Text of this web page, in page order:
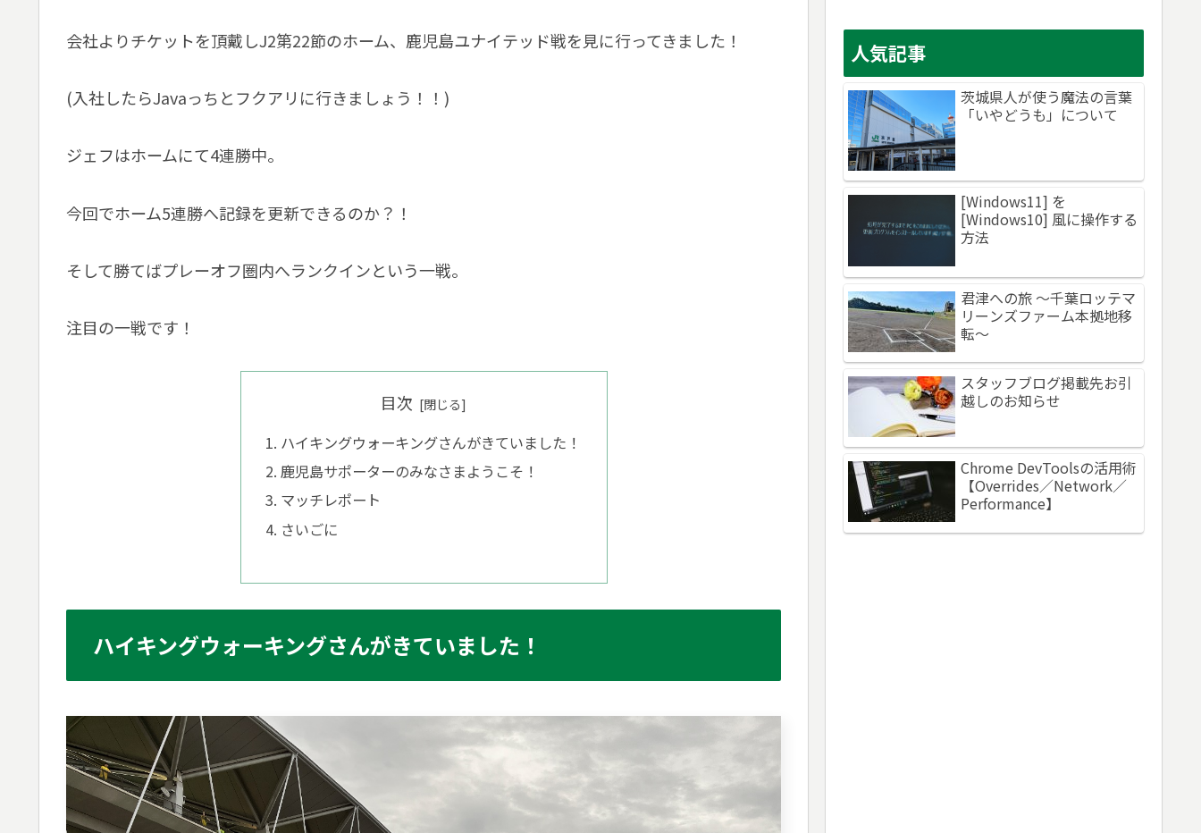
会社よりチケットを頂戴しJ2第22節のホーム、鹿児島ユナイテッド戦を見に行ってきました！
(入社したらJavaっちとフクアリに行きましょう！！)
ジェフはホームにて4連勝中。
今回でホーム5連勝へ記録を更新できるのか？！
そして勝てばプレーオフ圏内へランクインという一戦。
注目の一戦です！
目次
ハイキングウォーキングさんがきていました！
鹿児島サポーターのみなさまようこそ！
マッチレポート
さいごに
ハイキングウォーキングさんがきていました！
人気記事
茨城県人が使う魔法の言葉
「いやどうも」について
[Windows11] を
[Windows10] 風に操作する
方法
君津への旅 ～千葉ロッテマ
リーンズファーム本拠地移
転～
スタッフブログ掲載先お引
越しのお知らせ
Chrome DevToolsの活用術
【Overrides／Network／
Performance】